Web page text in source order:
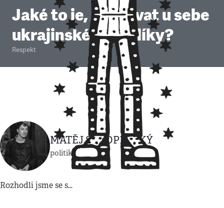
Jaké to je, ubytovat u sebe
ukrajinské uprchlíky?
Respekt
MATĚJ STROPNICKÝ
politik a herec
Rozhodli jsme se s…